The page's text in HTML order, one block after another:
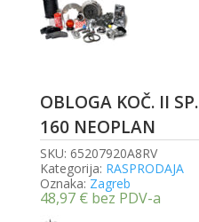
OBLOGA KOČ. II SP.
160 NEOPLAN
SKU: 65207920A8RV
Kategorija: RASPRODAJA
Oznaka: Zagreb
48,97 € bez PDV-a